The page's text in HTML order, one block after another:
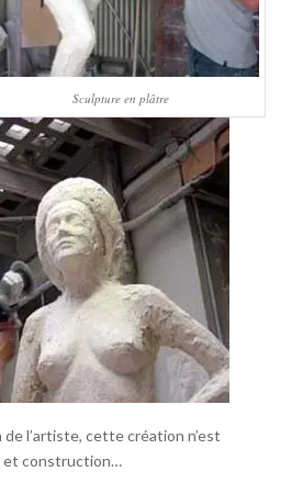
Sculpture en plâtre
de l’artiste, cette création n’est
et construction…